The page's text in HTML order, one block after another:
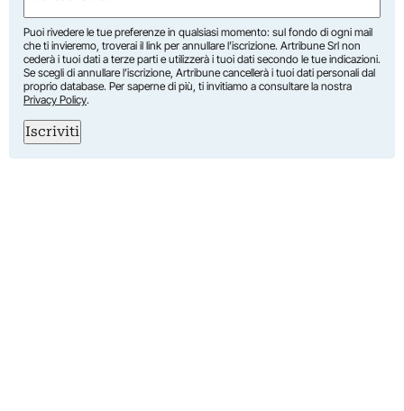
(Required)
Puoi rivedere le tue preferenze in qualsiasi momento: sul fondo di ogni mail
che ti invieremo, troverai il link per annullare l’iscrizione. Artribune Srl non
cederà i tuoi dati a terze parti e utilizzerà i tuoi dati secondo le tue indicazioni.
Se scegli di annullare l’iscrizione, Artribune cancellerà i tuoi dati personali dal
proprio database. Per saperne di più, ti invitiamo a consultare la nostra
Privacy Policy.
Iscriviti